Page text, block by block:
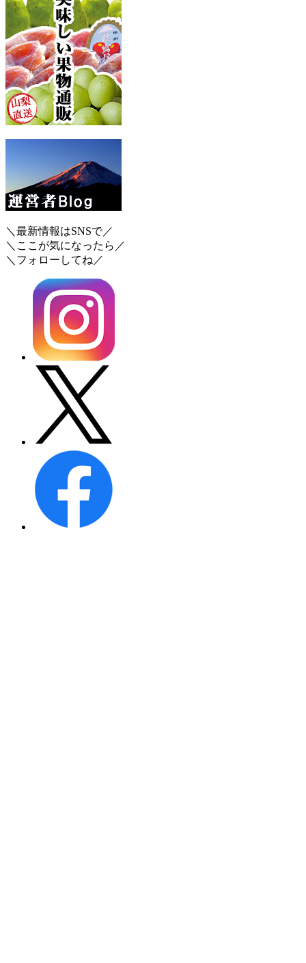
＼最新情報はSNSで／
＼ここが気になったら／
＼フォローしてね／